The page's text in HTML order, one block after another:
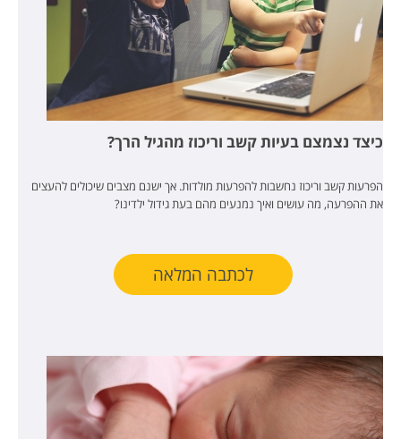
כיצד נצמצם בעיות קשב וריכוז מהגיל הרך?
הפרעות קשב וריכוז נחשבות להפרעות מולדות. אך ישנם מצבים שיכולים להעצים
את ההפרעה, מה עושים ואיך נמנעים מהם בעת גידול ילדינו?
לכתבה המלאה